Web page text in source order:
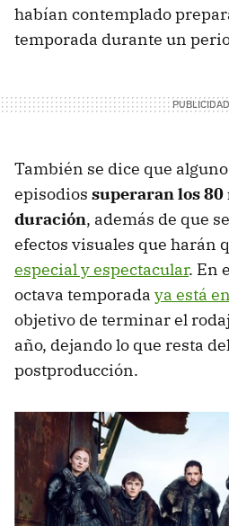
habían contemplado
temporada durante un
También se dice que
episodios superaran los
duración, además de que
efectos visuales que harán
especial y espectacular. En
octava temporada ya está
objetivo de terminar el
año, dejando lo que resta
postproducción.